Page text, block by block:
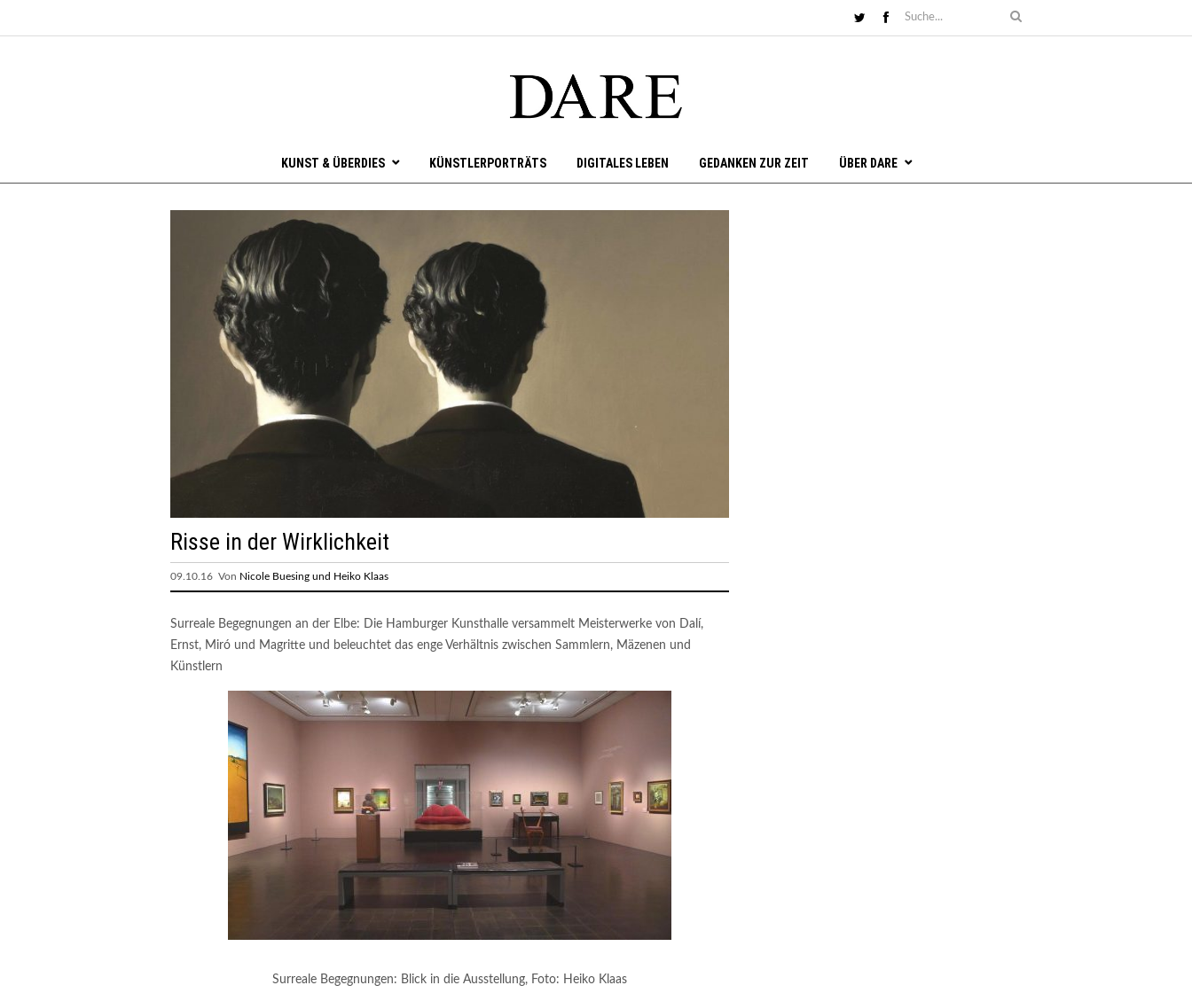
KUNST & ÜBERDIES KÜNSTLERPORTRÄTS DIGITALES LEBEN GEDANKEN ZUR ZEIT ÜBER DARE
Risse in der Wirklichkeit
09.10.16 Von Nicole Buesing und Heiko Klaas
Surreale Begegnungen an der Elbe: Die Hamburger Kunsthalle versammelt Meisterwerke von Dalí,
Ernst, Miró und Magritte und beleuchtet das enge Verhältnis zwischen Sammlern, Mäzenen und
Künstlern
Surreale Begegnungen: Blick in die Ausstellung, Foto: Heiko Klaas